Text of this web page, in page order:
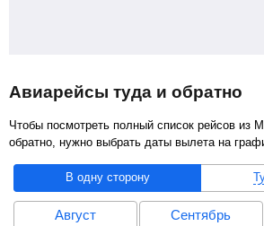
Авиарейсы туда и обратно
Чтобы посмотреть полный список рейсов из Минска в Пекин и
обратно, нужно выбрать даты вылета на
В одну сторону
Август Сентябрь